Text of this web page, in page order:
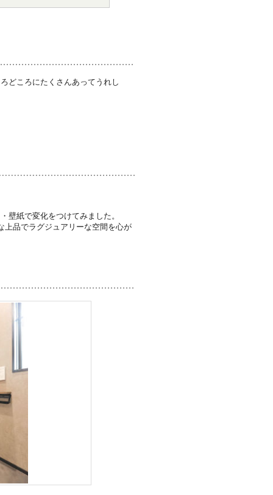
どころにたくさんあってうれし
壁紙で変化をつけてみました。
上品でラグジュアリーな空間を心が